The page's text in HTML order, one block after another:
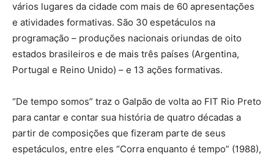
vários lugares da cidade com mais de 60 apresentações
e atividades formativas. São 30 espetáculos na
programação – produções nacionais oriundas de oito
estados brasileiros e de mais três países (Argentina,
Portugal e Reino Unido) – e 13 ações formativas.
“De tempo somos” traz o Galpão de volta ao FIT Rio Preto
para cantar e contar sua história de quatro décadas a
partir de composições que fizeram parte de seus
espetáculos, entre eles “Corra enquanto é tempo” (1988),